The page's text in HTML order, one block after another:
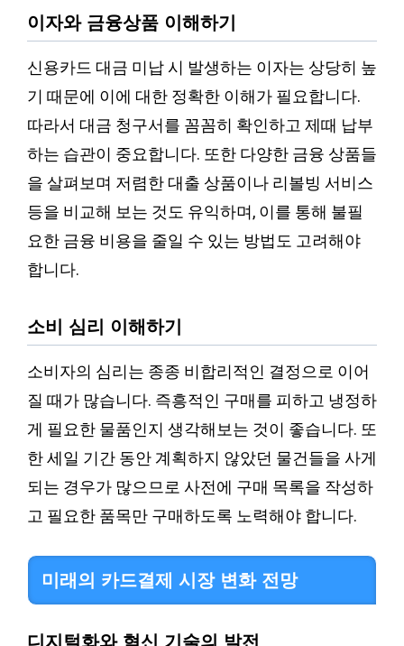
이자와 금융상품 이해하기
신용카드 대금 미납 시 발생하는 이자는 상당히 높
기 때문에 이에 대한 정확한 이해가 필요합니다.
따라서 대금 청구서를 꼼꼼히 확인하고 제때 납부
하는 습관이 중요합니다. 또한 다양한 금융 상품들
을 살펴보며 저렴한 대출 상품이나 리볼빙 서비스
등을 비교해 보는 것도 유익하며, 이를 통해 불필
요한 금융 비용을 줄일 수 있는 방법도 고려해야
합니다.
소비 심리 이해하기
소비자의 심리는 종종 비합리적인 결정으로 이어
질 때가 많습니다. 즉흥적인 구매를 피하고 냉정하
게 필요한 물품인지 생각해보는 것이 좋습니다. 또
한 세일 기간 동안 계획하지 않았던 물건들을 사게
되는 경우가 많으므로 사전에 구매 목록을 작성하
고 필요한 품목만 구매하도록 노력해야 합니다.
미래의 카드결제 시장 변화 전망
디지털화와 혁신 기술의 발전